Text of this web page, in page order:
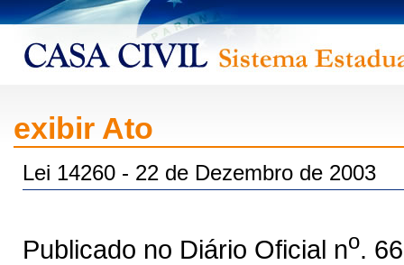
exibir Ato
Lei 14260 - 22 de Dezembro de 2003
Publicado no Diário Oficial no.